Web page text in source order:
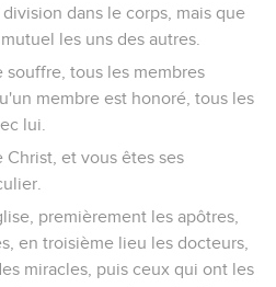
dans le corps, mais que
les uns des autres.
souffre, tous les membres
membre est honoré, tous les
lui.
Christ, et vous êtes ses
premièrement les apôtres,
en troisième lieu les docteurs,
miracles, puis ceux qui ont les